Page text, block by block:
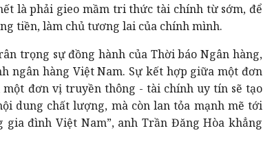
là phải gieo mầm tri thức tài chính từ sớm, để
tiền, làm chủ tương lai của chính mình.
trọng sự đồng hành của Thời báo Ngân hàng,
ngân hàng Việt Nam. Sự kết hợp giữa một đơn
đơn vị truyền thông - tài chính uy tín sẽ tạo
dung chất lượng, mà còn lan tỏa mạnh mẽ tới
đình Việt Nam”, anh Trần Đăng Hòa khẳng